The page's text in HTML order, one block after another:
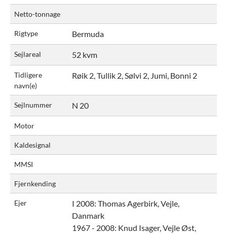
Netto-tonnage
Rigtype Bermuda
Sejlareal 52 kvm
Tidligere
navn(e)
Røik 2, Tullik 2, Sølvi 2, Jumi, Bonni 2
Sejlnummer N 20
Motor
Kaldesignal
MMSI
Fjernkending
Ejer I 2008: Thomas Agerbirk, Vejle,
Danmark
1967 - 2008: Knud Isager, Vejle Øst,